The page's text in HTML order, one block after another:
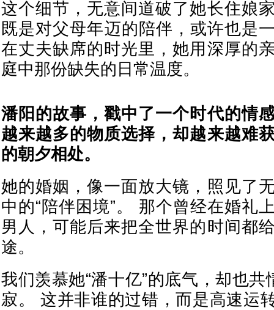
这个细节，无意间道破了她长住娘
既是对父母年迈的陪伴，或许也
在丈夫缺席的时光里，她用深厚的
庭中那份缺失的日常温度。
潘阳的故事，戳中了一个时代的情
越来越多的物质选择，却越来越难
的朝夕相处。
她的婚姻，像一面放大镜，照见了
中的“陪伴困境”。 那个曾经在婚礼
男人，可能后来把全世界的时间都
途。
我们羡慕她“潘十亿”的底气，却也共
寂。 这并非谁的过错，而是高速运